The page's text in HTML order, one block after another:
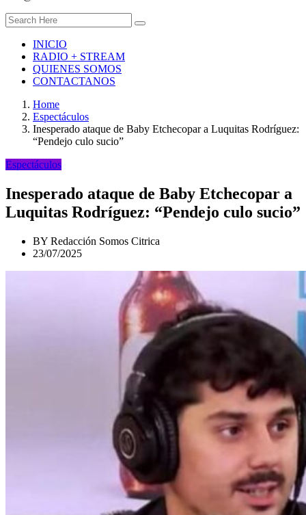
INICIO
RADIO + STREAM
QUIENES SOMOS
CONTACTANOS
Home
Espectáculos
Inesperado ataque de Baby Etchecopar a Luquitas Rodríguez:
“Pendejo culo sucio”
Espectáculos
Inesperado ataque de Baby Etchecopar a
Luquitas Rodríguez: “Pendejo culo sucio”
BY Redacción Somos Citrica
23/07/2025